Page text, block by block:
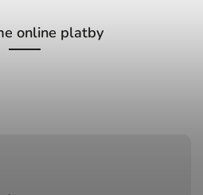
online platby